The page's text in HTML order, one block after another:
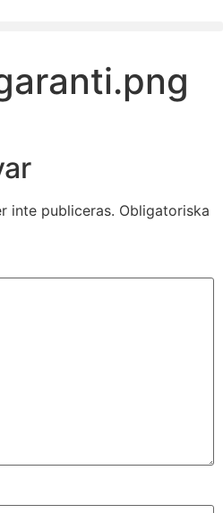
inte publiceras. Obligatoriska